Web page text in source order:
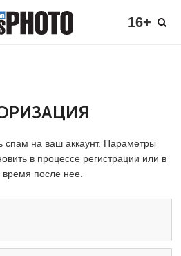
16+
на ваш аккаунт. Параметры
в процессе регистрации или в
после нее.